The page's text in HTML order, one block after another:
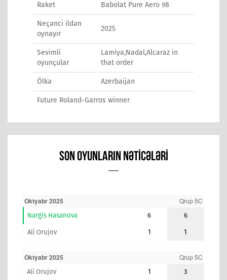
Raket Babolat Pure Aero 98
Neçənci ildən
oynayır
2025
Sevimli
oyunçular
Lamiya,Nadal,Alcaraz in
that order
Ölkə Azerbaijan
Future Roland-Garros winner
SON OYUNLARIN NƏTICƏLƏRI
Oktyabr 2025 Qrup 5C
Nargis Hasanova 6 6
Ali Orujov 1 1
Oktyabr 2025 Qrup 5C
Ali Orujov 1 3